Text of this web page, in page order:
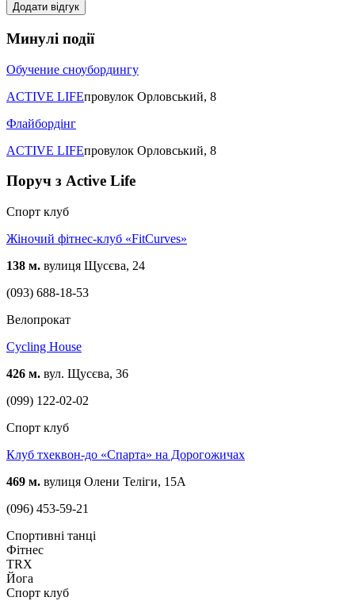
Додати відгук
Минулі події
Обучение сноубордингу
ACTIVE LIFEпровулок Орловський, 8
Флайбордінг
ACTIVE LIFEпровулок Орловський, 8
Поруч з Active Life
Спорт клуб
Жіночий фітнес-клуб «FitCurves»
138 м. вулиця Щусєва, 24
(093) 688-18-53
Велопрокат
Cycling House
426 м. вул. Щусєва, 36
(099) 122-02-02
Спорт клуб
Клуб тхеквон-до «Спарта» на Дорогожичах
469 м. вулиця Олени Теліги, 15А
(096) 453-59-21
Спортивні танці
Фітнес
TRX
Йога
Спорт клуб